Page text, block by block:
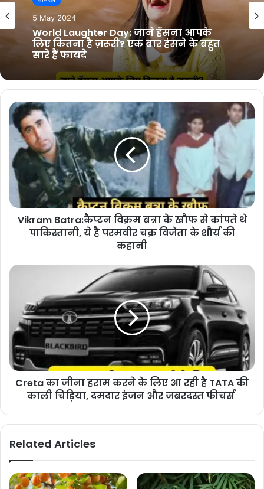
वायरल
5 May 2024
World Laughter Day: जाने हँसना आपके
लिए कितना है ज़रूरी? एक बार हंसने के बहुत
सारे हैं फायदे
वायरल
26 April 2024
Best Salary In World: किस देश की सेना को
मिलती है सबसे अधिक सैलरी,जानिए कोन से
नंबर पर आती है भारतीय सेना?
Vikram Batra:कैप्टन विक्रम बत्रा के खौफ से कांपते थे
पाकिस्तानी, ये है परमवीर चक्र विजेता के शौर्य की
कहानी
Creta का जीना हराम करने के लिए आ रही है TATA की
काली चिड़िया, दमदार इंजन और जबरदस्त फीचर्स
Related Articles